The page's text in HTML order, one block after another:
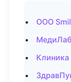
ООО